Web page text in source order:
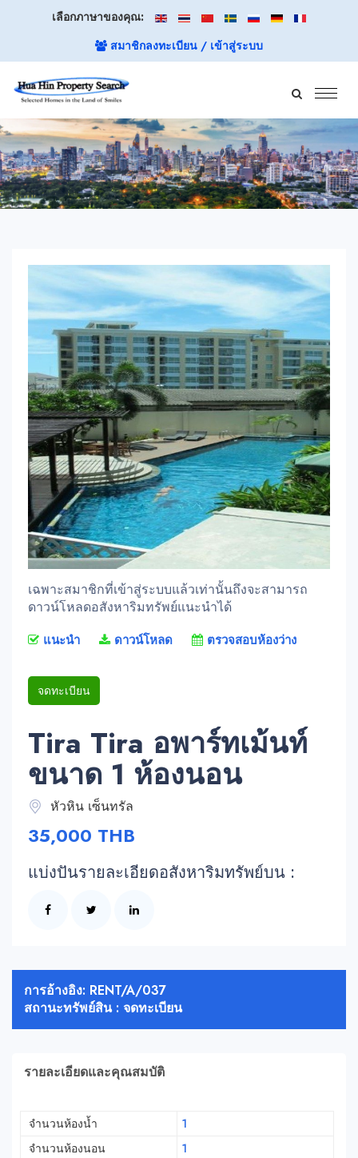
เลือกภาษาของคุณ:
สมาชิกลงทะเบียน / เข้าสู่ระบบ
เฉพาะสมาชิกที่เข้าสู่ระบบแล้วเท่านั้นถึงจะสามารถ
ดาวน์โหลดอสังหาริมทรัพย์แนะนำได้
แนะนำ ดาวน์โหลด ตรวจสอบห้องว่าง
จดทะเบียน
Tira Tira อพาร์ทเม้นท์
ขนาด 1 ห้องนอน
หัวหิน เซ็นทรัล
35,000 THB
แบ่งปันรายละเอียดอสังหาริมทรัพย์บน :
การอ้างอิง: RENT/A/037
สถานะทรัพย์สิน : จดทะเบียน
รายละเอียดและคุณสมบัติ
จำนวนห้องน้ำ
1
จำนวนห้องนอน
1